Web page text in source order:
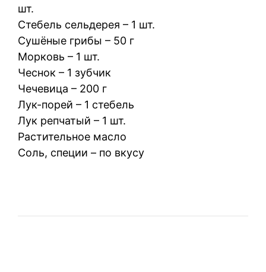
шт.
Стебель сельдерея – 1 шт.
Сушёные грибы – 50 г
Морковь – 1 шт.
Чеснок – 1 зубчик
Чечевица – 200 г
Лук-порей – 1 стебель
Лук репчатый – 1 шт.
Растительное масло
Соль, специи – по вкусу